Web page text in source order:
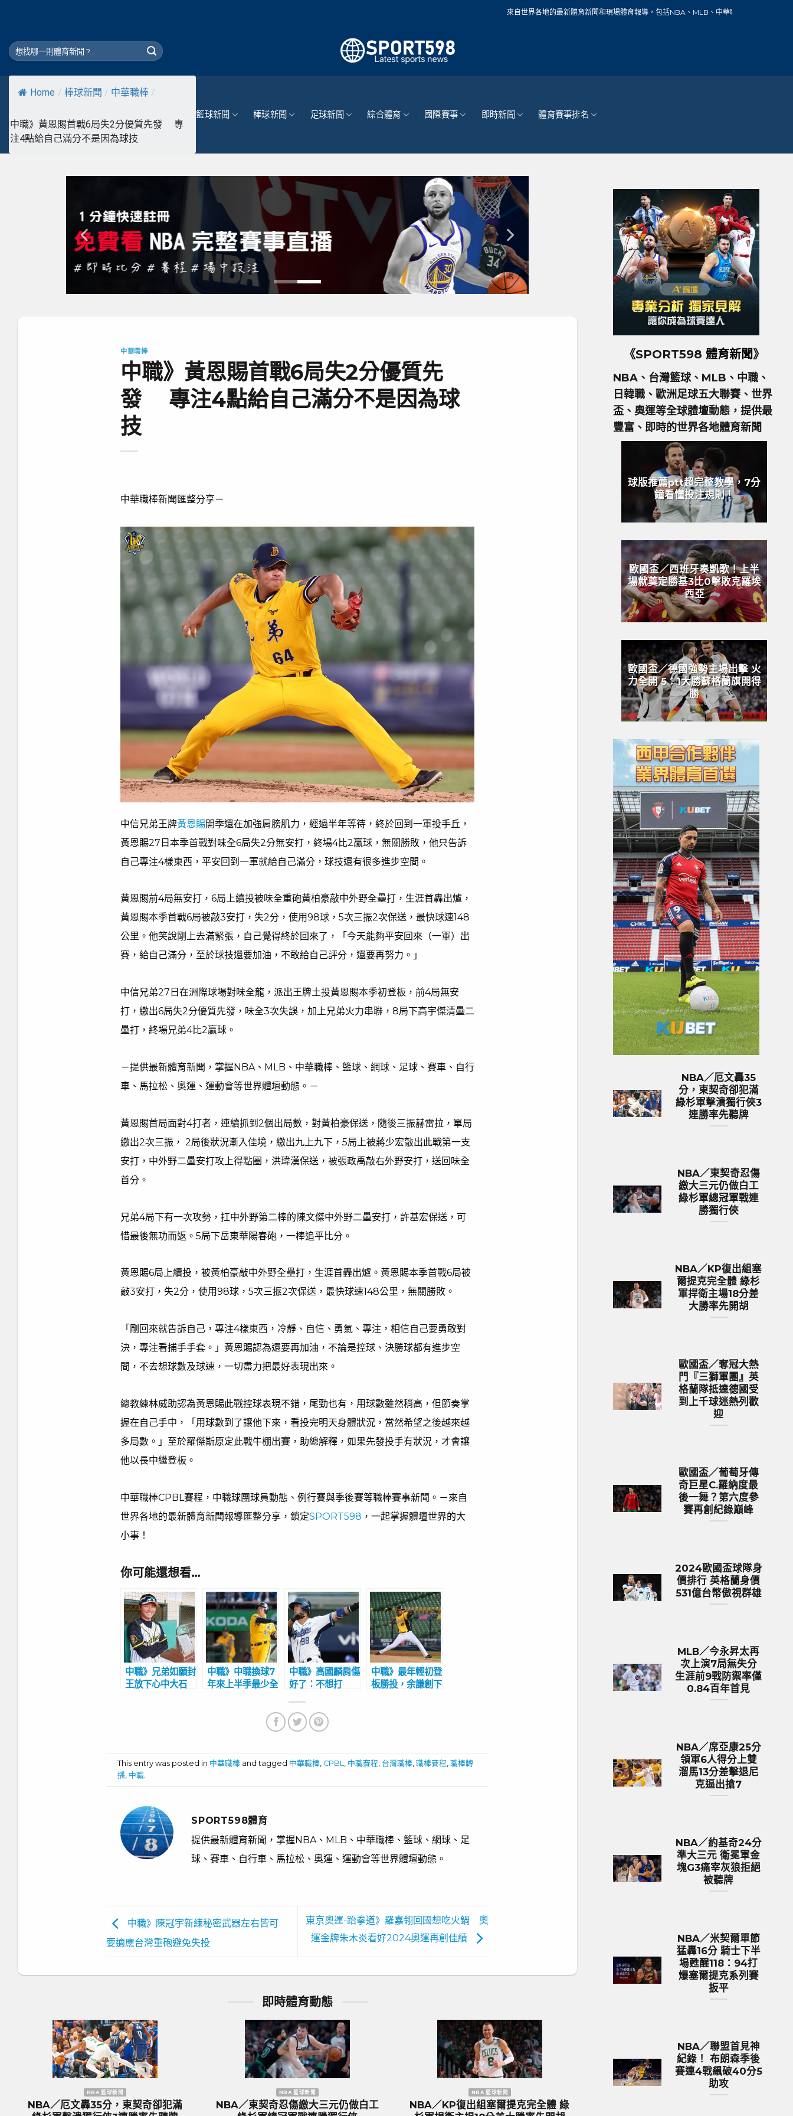
來自世界各地的最新體育新聞和現場體育報導，包括NBA、MLB、中華職棒、籃球、網球、足球、賽車、自
Home / 棒球新聞 / 中華職棒 /
中職》黃恩賜首戰6局失2分優質先發 專
注4點給自己滿分不是因為球技
籃球新聞 棒球新聞 足球新聞 綜合體育 國際賽事 即時新聞 體育賽事排名
中華職棒
中職》黃恩賜首戰6局失2分優質先
發 專注4點給自己滿分不是因為球
技
中華職棒新聞匯整分享－
中信兄弟王牌黃恩賜開季還在加強肩膀肌力，經過半年等待，終於回到一軍投手丘，
黃恩賜27日本季首戰對味全6局失2分無安打，終場4比2贏球，無關勝敗，他只告訴
自己專注4樣東西，平安回到一軍就給自己滿分，球技還有很多進步空間。
黃恩賜前4局無安打，6局上續投被味全重砲黃柏豪敲中外野全壘打，生涯首轟出爐，
黃恩賜本季首戰6局被敲3安打，失2分，使用98球，5次三振2次保送，最快球速148
公里。他笑說剛上去滿緊張，自己覺得終於回來了，「今天能夠平安回來（一軍）出
賽，給自己滿分，至於球技還要加油，不敢給自己評分，還要再努力。」
中信兄弟27日在洲際球場對味全龍，派出王牌土投黃恩賜本季初登板，前4局無安
打，繳出6局失2分優質先發，味全3次失誤，加上兄弟火力串聯，8局下高宇傑清壘二
壘打，終場兄弟4比2贏球。
－提供最新體育新聞，掌握NBA、MLB、中華職棒、籃球、網球、足球、賽車、自行
車、馬拉松、奧運、運動會等世界體壇動態。－
黃恩賜首局面對4打者，連續抓到2個出局數，對黃柏豪保送，隨後三振赫雷拉，單局
繳出2次三振， 2局後狀況漸入佳境，繳出九上九下，5局上被蔣少宏敲出此戰第一支
安打，中外野二壘安打攻上得點圈，洪瑋漢保送，被張政禹敲右外野安打，送回味全
首分。
兄弟4局下有一次攻勢，扛中外野第二棒的陳文傑中外野二壘安打，許基宏保送，可
惜最後無功而返。5局下岳東華陽春砲，一棒追平比分。
黃恩賜6局上續投，被黃柏豪敲中外野全壘打，生涯首轟出爐。黃恩賜本季首戰6局被
敲3安打，失2分，使用98球，5次三振2次保送，最快球速148公里，無關勝敗。
「剛回來就告訴自己，專注4樣東西，冷靜、自信、勇氣、專注，相信自己要勇敢對
決，專注看捕手手套。」黃恩賜認為還要再加油，不論是控球、決勝球都有進步空
間，不去想球數及球速，一切盡力把最好表現出來。
總教練林威助認為黃恩賜此戰控球表現不錯，尾勁也有，用球數雖然稍高，但節奏掌
握在自己手中，「用球數到了讓他下來，看投完明天身體狀況，當然希望之後越來越
多局數。」至於羅傑斯原定此戰牛棚出賽，助總解釋，如果先發投手有狀況，才會讓
他以長中繼登板。
中華職棒CPBL賽程，中職球團球員動態、例行賽與季後賽等職棒賽事新聞。－來自
世界各地的最新體育新聞報導匯整分享，鎖定SPORT598 ，一起掌握體壇世界的大
小事！
你可能還想看…
中職》兄弟如願封
王放下心中大石
中職》中職換球7
年來上半季最少全
中職》高國麟肩傷
好了：不想打
中職》最年輕初登
板勝投，余謙創下
This entry was posted in 中華職棒 and tagged 中華職棒, CPBL, 中職賽程, 台灣職棒,職棒賽程,職棒轉
播, 中職.
SPORT598體育
提供最新體育新聞，掌握NBA、MLB、中華職棒、籃球、網球、足
球、賽車、自行車、馬拉松、奧運、運動會等世界體壇動態。
中職》陳冠宇新練秘密武器左右皆可
要適應台灣重砲避免失投
東京奧運-跆拳道》羅嘉翎回國想吃火鍋 奧
運金牌朱木炎看好2024奧運再創佳績
即時體育動態
復出組塞爾提克完全體 綠
歐國盃／奪冠大熱門『三獅軍團』英
歐國盃／葡萄牙傳奇巨星C.羅納度最
2024歐國盃球隊身價排行 英格蘭身
《SPORT598 體育新聞》
NBA、台灣籃球、MLB、中職、
日韓職、歐洲足球五大聯賽、世界
盃、奧運等全球體壇動態，提供最
豐富、即時的世界各地體育新聞
球版推薦ptt超完整教學，7分
鐘看懂投注規則！
歐國盃／西班牙奏凱歌！上半
場就奠定勝基3比0擊敗克羅埃
西亞
歐國盃／德國強勢主場出擊 火
力全開 5：1大勝蘇格蘭旗開得
勝
NBA／厄文轟35
分，東契奇卻犯滿
綠杉軍擊潰獨行俠3
連勝率先聽牌
NBA／東契奇忍傷
繳大三元仍做白工
綠杉軍總冠軍戰連
勝獨行俠
NBA／KP復出組塞
爾提克完全體 綠杉
軍捍衛主場18分差
大勝率先開胡
歐國盃／奪冠大熱
門『三獅軍團』英
格蘭隊抵達德國受
到上千球迷熱列歡
迎
歐國盃／葡萄牙傳
奇巨星C.羅納度最
後一舞？第六度參
賽再創紀錄巔峰
2024歐國盃球隊身
價排行 英格蘭身價
531億台幣傲視群雄
MLB／今永昇太再
次上演7局無失分
生涯前9戰防禦率僅
0.84百年首見
NBA／席亞康25分
領軍6人得分上雙
溜馬13分差擊退尼
克逼出搶7
NBA／約基奇24分
準大三元 衛冕軍金
塊G3痛宰灰狼拒絕
被聽牌
NBA／米契爾單節
猛轟16分 騎士下半
場甦醒118：94打
爆塞爾提克系列賽
扳平
NBA／聯盟首見神
紀錄！ 布朗森季後
賽連4戰飆破40分5
助攻